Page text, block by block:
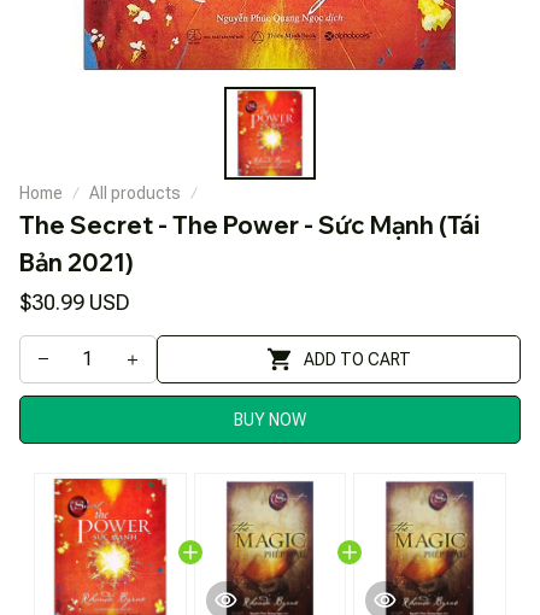
Home All products
The Secret - The Power - Sức Mạnh (Tái
Bản 2021)
$30.99 USD
ADD TO CART
BUY NOW